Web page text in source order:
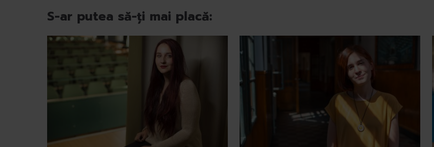
u
S-ar putea să-ți mai placă: